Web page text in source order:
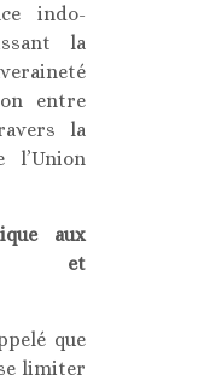
indo-
la
entre
la
l’Union
aux
et
que
limiter